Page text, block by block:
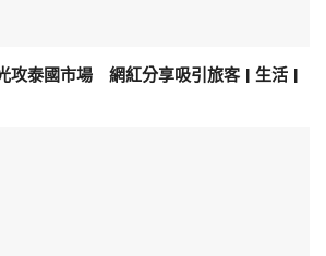
攻泰國市場 網紅分享吸引旅客 | 生活 |